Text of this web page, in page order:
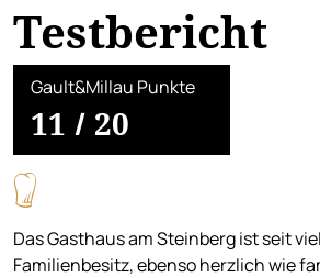
Testbericht
Gault&Millau Punkte
11 / 20
Das Gasthaus am Steinberg ist seit
Familienbesitz, ebenso herzlich wie